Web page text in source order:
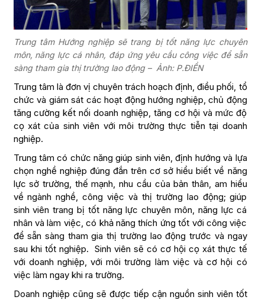
Trung tâm Hướng nghiệp sẽ trang bị tốt năng lực chuyên
môn, năng lực cá nhân, đáp ứng yêu cầu công việc để sẵn
sàng tham gia thị trường lao động – Ảnh: P.ĐIỀN
Trung tâm là đơn vị chuyên trách hoạch định, điều phối, tổ
chức và giám sát các hoạt động hướng nghiệp, chủ động
tăng cường kết nối doanh nghiệp, tăng cơ hội và mức độ
cọ xát của sinh viên với môi trường thực tiễn tại doanh
nghiệp.
Trung tâm có chức năng giúp sinh viên, định hướng và lựa
chọn nghề nghiệp đúng đắn trên cơ sở hiểu biết về năng
lực sở trường, thế mạnh, nhu cầu của bản thân, am hiểu
về ngành nghề, công việc và thị trường lao động; giúp
sinh viên trang bị tốt năng lực chuyên môn, năng lực cá
nhân và làm việc, có khả năng thích ứng tốt với công việc
để sẵn sàng tham gia thị trường lao động trước và ngay
sau khi tốt nghiệp. Sinh viên sẽ có cơ hội cọ xát thực tế
với doanh nghiệp, với môi trường làm việc và cơ hội có
việc làm ngay khi ra trường.
Doanh nghiệp cũng sẽ được tiếp cận nguồn sinh viên tốt